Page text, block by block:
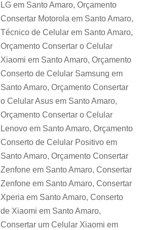
LG em Santo Amaro, Orçamento
Consertar Motorola em Santo Amaro,
Técnico de Celular em Santo Amaro,
Orçamento Consertar o Celular
Xiaomi em Santo Amaro, Orçamento
Conserto de Celular Samsung em
Santo Amaro, Orçamento Consertar
o Celular Asus em Santo Amaro,
Orçamento Consertar o Celular
Lenovo em Santo Amaro, Orçamento
Conserto de Celular Positivo em
Santo Amaro, Orçamento Consertar
Zenfone em Santo Amaro, Consertar
Zenfone em Santo Amaro, Consertar
Xperia em Santo Amaro, Conserto
de Xiaomi em Santo Amaro,
Consertar um Celular Xiaomi em